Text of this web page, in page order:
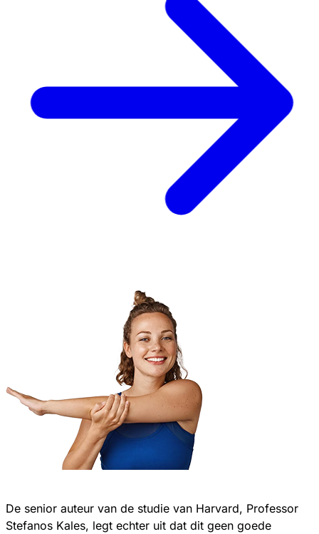
De senior auteur van de studie van Harvard, Professor
Stefanos Kales, legt echter uit dat dit geen goede